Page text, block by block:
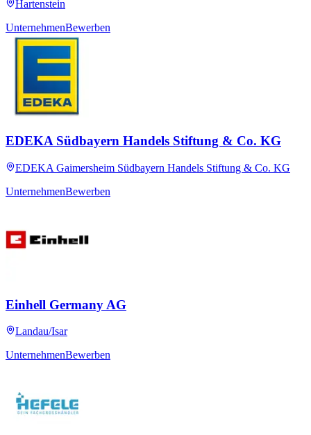
Hartenstein
UnternehmenBewerben
EDEKA Südbayern Handels Stiftung & Co. KG
EDEKA Gaimersheim Südbayern Handels Stiftung & Co. KG
UnternehmenBewerben
Einhell Germany AG
Landau/Isar
UnternehmenBewerben